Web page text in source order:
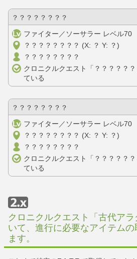
？？？？？？？？
ファイター／ソーサラー レベル70
？？？？？？？？ (X: ？ Y: ？)
？？？？？？？？
クロニクルクエスト「？？？？？
ている
？？？？？？？？
ファイター／ソーサラー レベル70
？？？？？？？？ (X: ？ Y: ？)
？？？？？？？？
クロニクルクエスト「？？？？？
ている
クロニクルクエスト「古代ア
いて、進行に必要なアイテム
ます。